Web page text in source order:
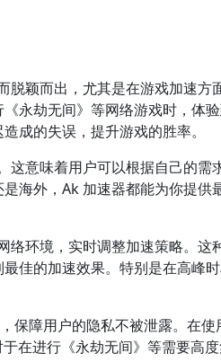
颖而出，尤其是在游戏加速方
永劫无间》等网络游戏时，体
成的失误，提升游戏的胜率。
意味着用户可以根据自己的需
海外，Ak 加速器都能为你提供
络环境，实时调整加速策略。这
佳的加速效果。特别是在高峰
保障用户的隐私不被泄露。在
在进行《永劫无间》等需要高